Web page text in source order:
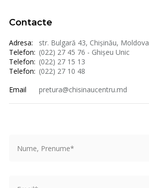
Contacte
Adresa:
str. Bulgară 43, Chișinău, Moldova
Telefon: (022) 27 45 76 - Ghișeu Unic
Telefon: (022) 27 15 13
Telefon: (022) 27 10 48
Email
pretura@chisinaucentru.md